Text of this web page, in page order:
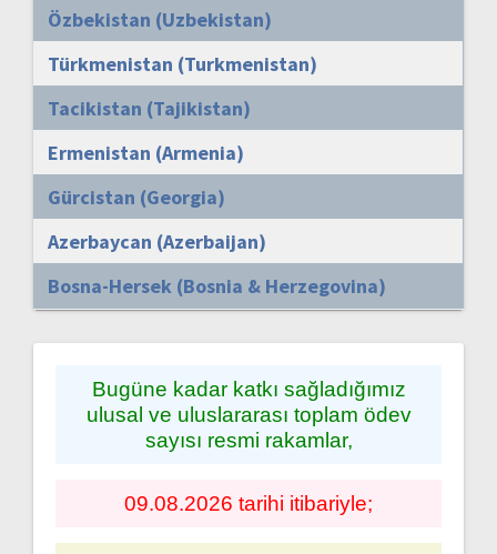
Özbekistan (Uzbekistan)
Türkmenistan (Turkmenistan)
Tacikistan (Tajikistan)
Ermenistan (Armenia)
Gürcistan (Georgia)
Azerbaycan (Azerbaijan)
Bosna-Hersek (Bosnia & Herzegovina)
Bugüne kadar katkı sağladığımız
ulusal ve uluslararası toplam ödev
sayısı resmi rakamlar,
09.08.2026 tarihi itibariyle;